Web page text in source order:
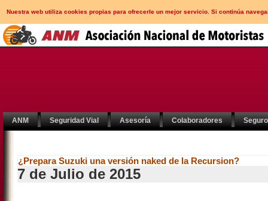
Nuestra web utiliza cookies propias para ofrecerle un mejor servicio. Si continúa
ANM Seguridad Vial Asesoría Colaboradores
¿Prepara Suzuki una versión naked de la Recursion?
7 de Julio de 2015